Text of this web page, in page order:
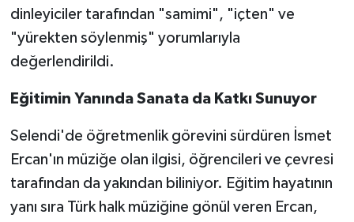
dinleyiciler tarafından "samimi", "içten" ve
"yürekten söylenmiş" yorumlarıyla
değerlendirildi.
Eğitimin Yanında Sanata da Katkı Sunuyor
Selendi'de öğretmenlik görevini sürdüren İsmet
Ercan'ın müziğe olan ilgisi, öğrencileri ve çevresi
tarafından da yakından biliniyor. Eğitim hayatının
yanı sıra Türk halk müziğine gönül veren Ercan,